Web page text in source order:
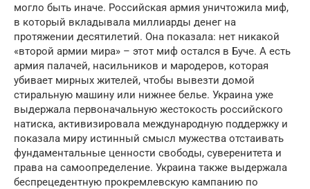
могло быть иначе. Российская армия уничтожила миф,
в который вкладывала миллиарды денег на
протяжении десятилетий. Она показала: нет никакой
«второй армии мира» – этот миф остался в Буче. А есть
армия палачей, насильников и мародеров, которая
убивает мирных жителей, чтобы вывезти домой
стиральную машину или нижнее белье. Украина уже
выдержала первоначальную жестокость российского
натиска, активизировала международную поддержку и
показала миру истинный смысл мужества отстаивать
фундаментальные ценности свободы, суверенитета и
права на самоопределение. Украина также выдержала
беспрецедентную прокремлевскую кампанию по